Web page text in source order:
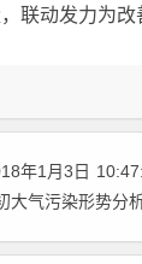
联动发力为改
年1月3日
大气污染形势分